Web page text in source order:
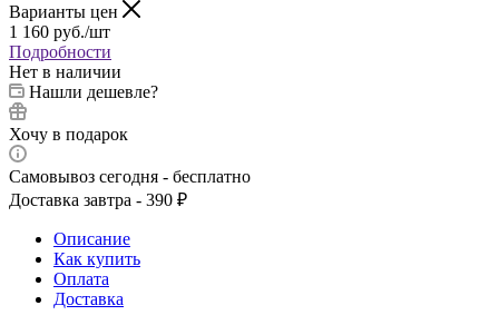
Варианты цен
1 160 руб./шт
Подробности
Нет в наличии
Нашли дешевле?
Хочу в подарок
Самовывоз сегодня - бесплатно
Доставка завтра - 390 ₽
Описание
Как купить
Оплата
Доставка